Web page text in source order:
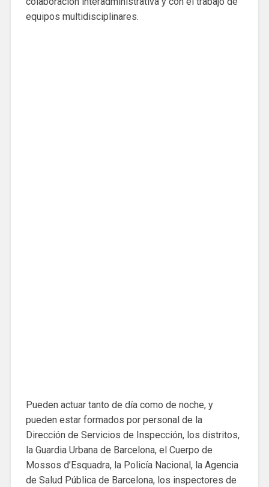
equipos multidisciplinares.
Pueden actuar tanto de día como de noche, y
pueden estar formados por personal de la
Dirección de Servicios de Inspección, los distritos,
la Guardia Urbana de Barcelona, ​​el Cuerpo de
Mossos d’Esquadra, la Policía Nacional, la Agencia
de Salud Pública de Barcelona, ​​los inspectores de